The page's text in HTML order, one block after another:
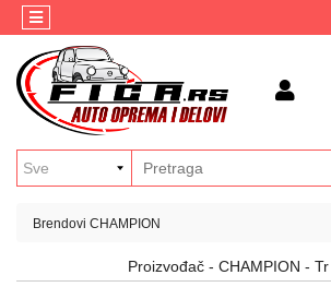
Kategorije
AUTO
KOZMETIKA
MAZIVA
AUTO
Brendovi
Blog
Brendovi CHAMPION
Proizvođač - CHAMPION -